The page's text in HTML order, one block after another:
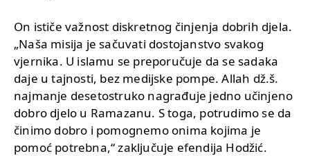
On ističe važnost diskretnog činjenja dobrih djela.
„Naša misija je sačuvati dostojanstvo svakog
vjernika. U islamu se preporučuje da se sadaka
daje u tajnosti, bez medijske pompe. Allah dž.š.
najmanje desetostruko nagrađuje jedno učinjeno
dobro djelo u Ramazanu. S toga, potrudimo se da
činimo dobro i pomognemo onima kojima je
pomoć potrebna,“ zaključuje efendija Hodžić.